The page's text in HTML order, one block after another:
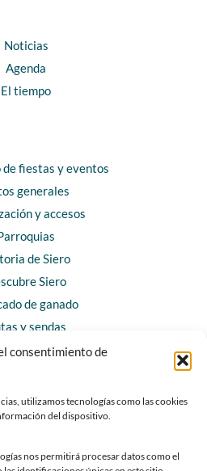
consentimiento de
utilizamos tecnologías como las cookies
del dispositivo.
nos permitirá procesar datos como el
Noticias
Agenda
El tiempo
fiestas y eventos
generales
y accesos
de Siero
Siero
de ganado
y sendas
y contacto
de interés
Siero